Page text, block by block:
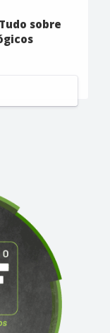
sobre